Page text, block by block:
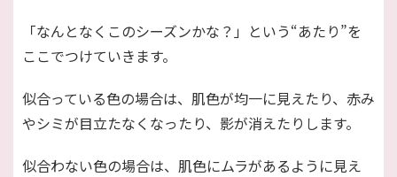
「なんとなくこのシーズンかな？」という“あたり”を
ここでつけていきます。
似合っている色の場合は、肌色が均一に見えたり、赤み
やシミが目立たなくなったり、影が消えたりします。
似合わない色の場合は、肌色にムラがあるように見え